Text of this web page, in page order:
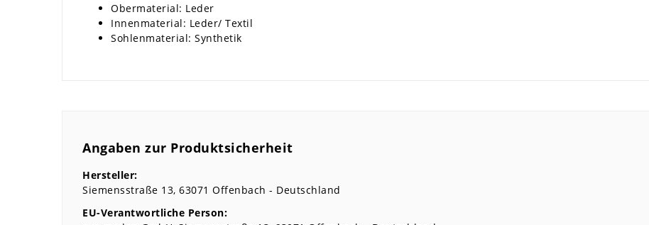
Obermaterial: Leder
Innenmaterial: Leder/ Textil
Sohlenmaterial: Synthetik
Angaben zur Produktsicherheit
Hersteller:
Siemensstraße 13 63071 Offenbach
Deutschland
EU-Verantwortliche Person: